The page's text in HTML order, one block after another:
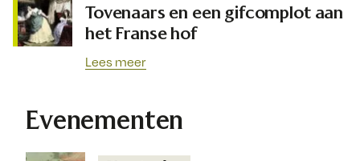
Tovenaars en een gifcomplot aan
het Franse hof
Lees meer
Evenementen